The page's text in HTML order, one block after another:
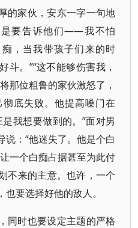
的家伙，安东一字一句地
是要告诉他们——我不怕
，当我带孩子们来的时
斗。”“这不能够伤害我，
那位粗鲁的家伙激怒了，
底失败。他提高嗓门在
我想要做到的。”面对男
：“他迷失了。他是个白
一个白痴占据甚至为此付
不来的主意。也许，一个
要选择好他的敌人。
同时也要设定主题的严格